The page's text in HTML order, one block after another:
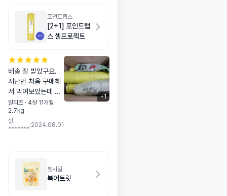
포인트랩스
[2+1] 포인트랩
스 셀프로젝트
배송 잘 받았구요.
지난번 처음 구매해
서 먹여보았는데 너
무너무 잘먹어서 다
시 재구매하게 되었
어요. 최근 슬개골
간식으로 잘 챙겨주
려구 구매하게 되었
는데 꾸준하게 먹이
말티즈 · 4살 11개월 ·
2.7kg
설
*******
2024.08.01
+1
펫시밀
북어트릿